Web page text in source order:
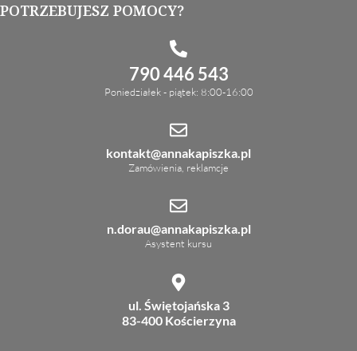
POTRZEBUJESZ POMOCY?
790 446 543
Poniedziałek - piątek: 8:00-16:00
kontakt@annakapiszka.pl
Zamówienia, reklamcje
n.dorau@annakapiszka.pl
Asystent kursu
ul. Świętojańska 3
83-400 Kościerzyna